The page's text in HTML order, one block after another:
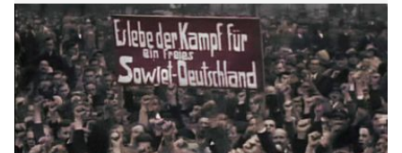
devadesátých let postupoval jinak.